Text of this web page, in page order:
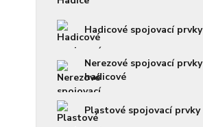
Hadicové spojovací prvky
Nerezové spojovací prvky
hadicové
Plastové spojovací prvky